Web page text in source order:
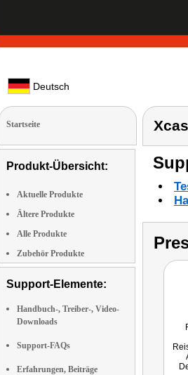
Deutsch
Startseite
Produkt-Übersicht:
Aktuelle Produkte
Ältere Produkte
Alle Produkte
Zubehör Produkte
Support-Elemente:
Handbuch-, Treiber-, Video-
Downloads
Support-FAQs
Erfahrungen, Beiträge